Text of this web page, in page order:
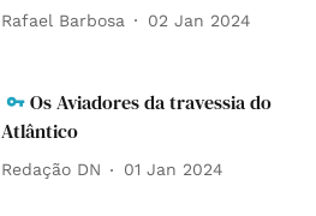
Rafael Barbosa 02 Jan 2024
Os Aviadores da travessia do
Atlântico
Redação DN 01 Jan 2024